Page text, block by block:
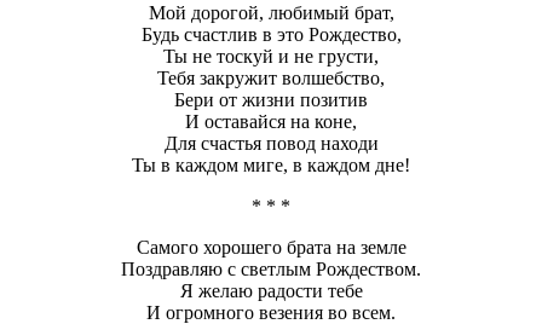
Мой дорогой, любимый брат,
Будь счастлив в это Рождество,
Ты не тоскуй и не грусти,
Тебя закружит волшебство,
Бери от жизни позитив
И оставайся на коне,
Для счастья повод находи
Ты в каждом миге, в каждом дне!
* * *
Самого хорошего брата на земле
Поздравляю с светлым Рождеством.
Я желаю радости тебе
И огромного везения во всем.